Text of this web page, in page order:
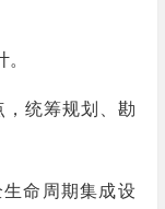
，统筹规划、勘
命周期集成设